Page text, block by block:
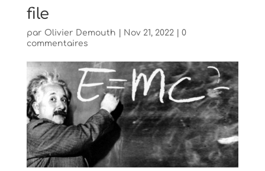
file
par Olivier Demouth Nov 21, 2022| 0
commentaires